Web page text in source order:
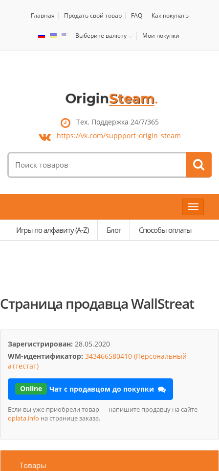
Главная Продать свой товар FAQ Как покупать
Выберите валюту Мои покупки
Тех. Поддержка 24/7/365
https://vk.com/suppport_origin_steam
товаров:
Toggle
Игры по алфавиту (A-Z)
Блог Способы оплаты
Страница продавца WallStreat
Зарегистрирован: 28.05.2020
WM-идентификатор: 343466580410 (Персональный
аттестат)
Online Чат с продавцом до покупки
Если вы уже приобрели товар — напишите продавцу на сайте
oplata.info на странице заказа.
Товары